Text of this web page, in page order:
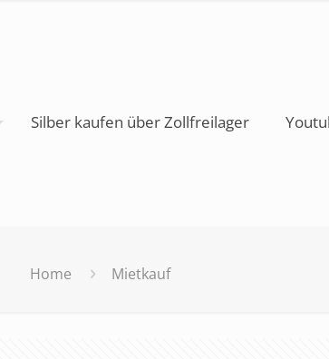
Silber kaufen über Zollfreilager
Home Mietkauf